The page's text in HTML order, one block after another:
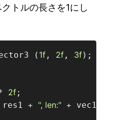
トルの長さを1にし
( 1f , 2f , 3f);
2f;
res1 + ", len:" +